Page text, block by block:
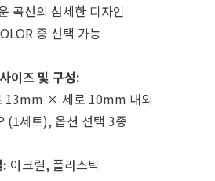
곡선의 섬세한 디자인
중 선택 가능
사이즈 및 구성:
13mm × 세로 10mm 내외
(1세트), 옵션 선택 3종
: 아크릴, 플라스틱